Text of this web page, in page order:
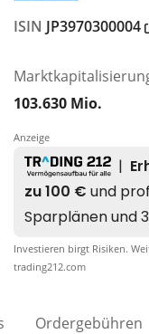
ISIN JP3970300004
103.630 Mio.
Anzeige
Investieren birgt Risiken.
trading212.com
Ordergebühren